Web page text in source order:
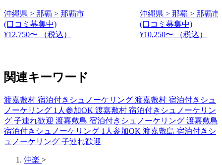
沖縄県 > 那覇 > 那覇市
(口コミ募集中)
¥12,750〜
（税込）
沖縄県 > 那覇 > 那覇市
(口コミ募集中)
¥10,250〜
（税込）
関連キーワード
渡嘉敷村 宿泊付きシュノーケリング 渡嘉敷村 宿泊付きシュ
ノーケリング 1人参加OK 渡嘉敷村 宿泊付きシュノーケリン
グ 子連れ歓迎 渡嘉敷島 宿泊付きシュノーケリング 渡嘉敷島
宿泊付きシュノーケリング 1人参加OK 渡嘉敷島 宿泊付きシ
ュノーケリング 子連れ歓迎
沖楽 >